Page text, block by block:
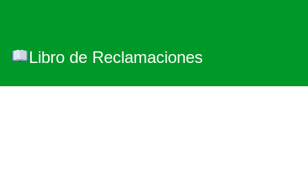
Libro de Reclamaciones